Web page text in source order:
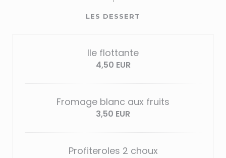
LES DESSERT
Ile flottante
4,50 EUR
Fromage blanc aux fruits
3,50 EUR
Profiteroles 2 choux